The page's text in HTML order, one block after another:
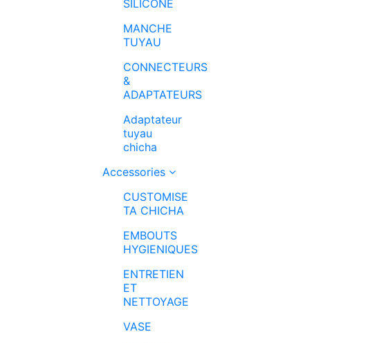
SILICONE
MANCHE
TUYAU
CONNECTEURS
&
ADAPTATEURS
Adaptateur
tuyau
chicha
Accessories
CUSTOMISE
TA CHICHA
EMBOUTS
HYGIENIQUES
ENTRETIEN
ET
NETTOYAGE
VASE